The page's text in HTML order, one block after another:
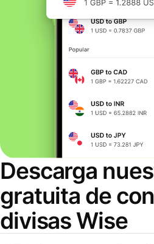
Descarga
gratuita de
divisas Wise